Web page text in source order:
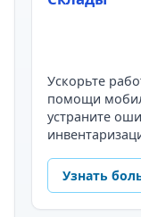
Ускорьте
помощи
устраните
Узнать